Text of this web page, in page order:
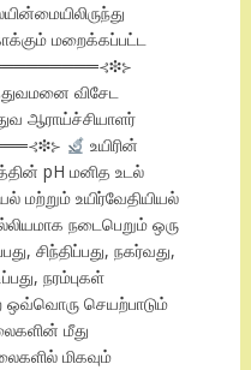
மறைக்கப்பட்ட
விசேட
ஆராய்ச்சியாளர்
உயிரின்
pH மனித உடல்
மற்றும் உயிர்வேதியியல்
நடைபெறும் ஒரு
சிந்திப்பது, நகர்வது,
நரம்புகள்
ஒவ்வொரு செயற்பாடும்
மீது
மிகவும்